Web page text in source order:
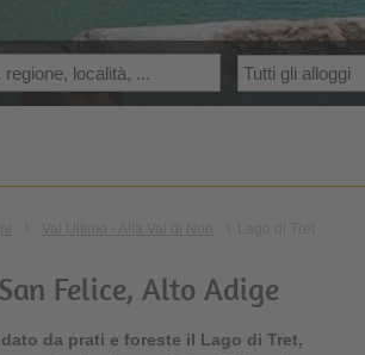
Felice, Alto Adige
da prati e foreste il Lago di Tret,